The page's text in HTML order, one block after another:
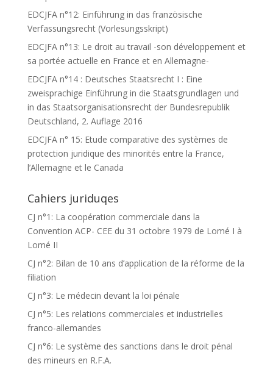
EDCJFA n°12: Einführung in das französische
Verfassungsrecht (Vorlesungsskript)
EDCJFA n°13: Le droit au travail -son développement et
sa portée actuelle en France et en Allemagne-
EDCJFA n°14 : Deutsches Staatsrecht I : Eine
zweisprachige Einführung in die Staatsgrundlagen und
in das Staatsorganisationsrecht der Bundesrepublik
Deutschland, 2. Auflage 2016
EDCJFA n° 15: Etude comparative des systèmes de
protection juridique des minorités entre la France,
l’Allemagne et le Canada
Cahiers juriduqes
CJ n°1: La coopération commerciale dans la
Convention ACP- CEE du 31 octobre 1979 de Lomé I à
Lomé II
CJ n°2: Bilan de 10 ans d’application de la réforme de la
filiation
CJ n°3: Le médecin devant la loi pénale
CJ n°5: Les relations commerciales et industrielles
franco-allemandes
CJ n°6: Le système des sanctions dans le droit pénal
des mineurs en R.F.A.